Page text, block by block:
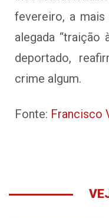
fevereiro, a
alegada “traição
deportado,
crime algum.
Fonte: Francisco